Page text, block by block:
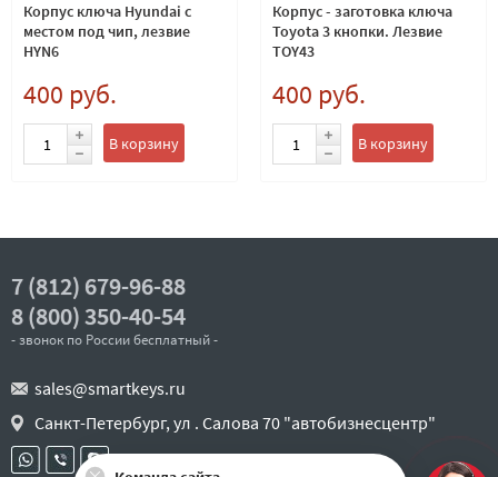
Корпус ключа Hyundai с
местом под чип, лезвие
HYN6
400 руб.
В корзину
Корпус - заготовка ключа
Toyota 3 кнопки. Лезвие
TOY43
400 руб.
В корзину
7 (812) 679-96-88
8 (800) 350-40-54
- звонок по России бесплатный -
sales@smartkeys.ru
Санкт-Петербург, ул . Салова 70 "автобизнесцентр"